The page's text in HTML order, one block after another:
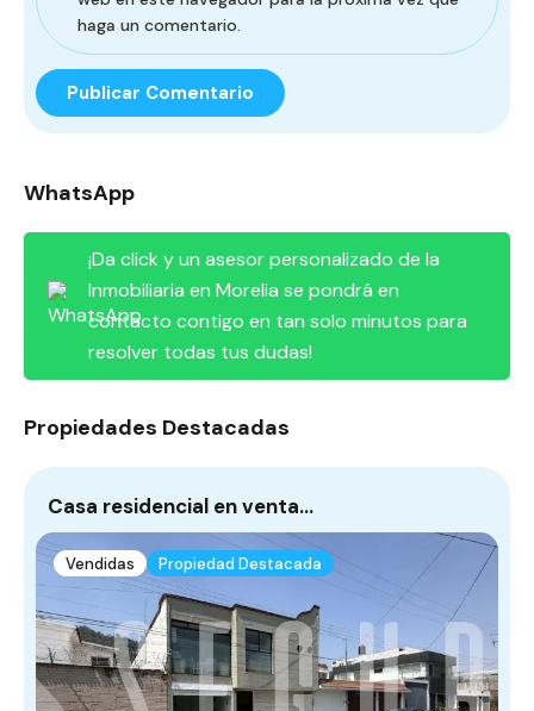
haga un comentario.
WhatsApp
¡Da click y un asesor personalizado de la
Inmobiliaria en Morelia se pondrá en
contacto contigo en tan solo minutos para
resolver todas tus dudas!
Propiedades Destacadas
Casa residencial en venta…
Vendidas Propiedad Destacada